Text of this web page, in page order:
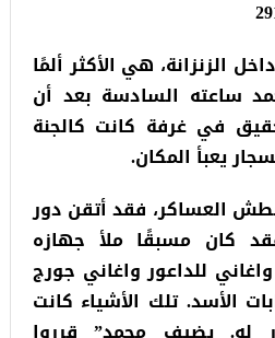
الزنزانة، هي الأكثر ألمًا
ساعته السادسة بعد أن
في غرفة كانت كالجنة
يعبأ المكان.
العساكر، فقد أتقن دور
كان مسبقًا ملأ جهازه
للداعور واغاني جورج
الأسد. تلك الأشياء كانت